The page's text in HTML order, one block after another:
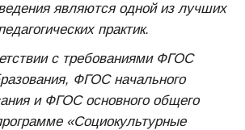
являются одной из лучших
практик.
с требованиями ФГОС
ФГОС начального
и ФГОС основного общего
«Социокультурные